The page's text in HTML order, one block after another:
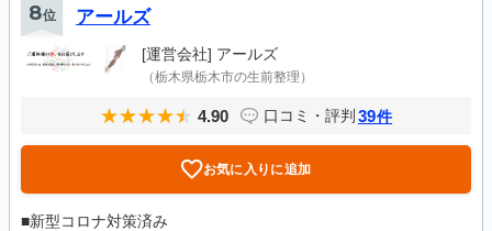
8位 アールズ
[運営会社] アールズ
（栃木県栃木市の生前整理）
4.90 口コミ・評判 39件
お気に入りに追加
■新型コロナ対策済み